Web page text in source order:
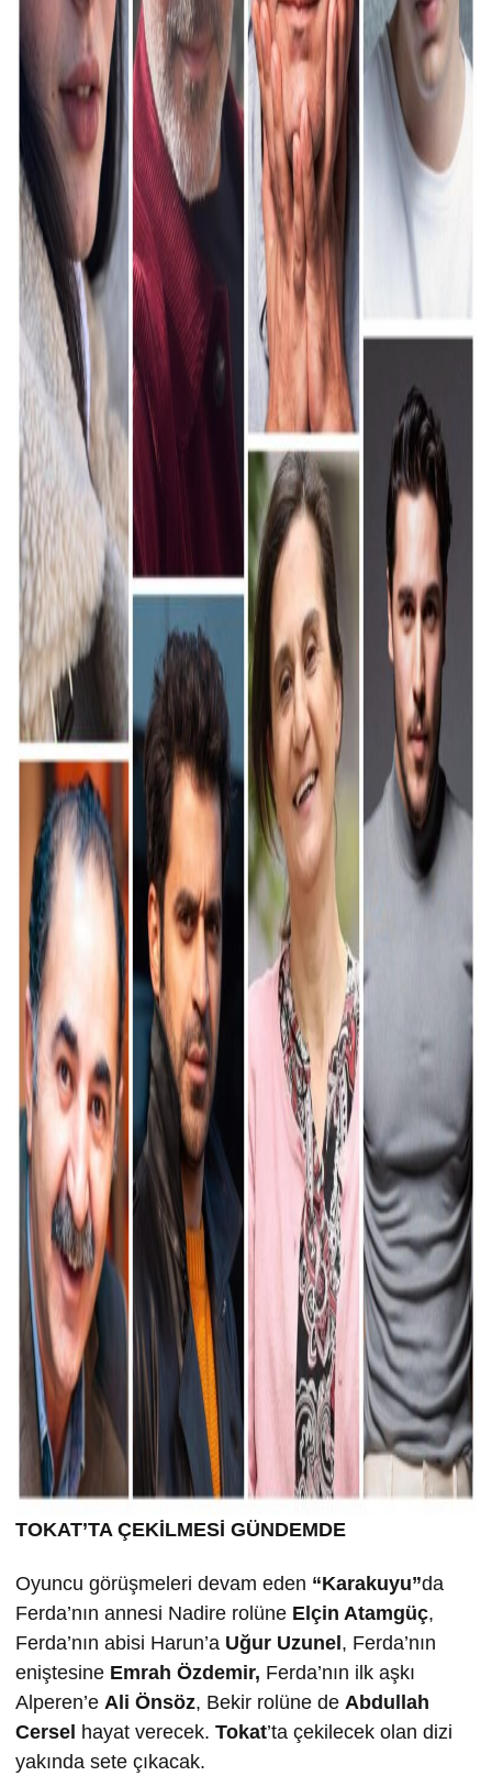
TOKAT’TA ÇEKİLMESİ GÜNDEMDE
Oyuncu görüşmeleri devam eden “Karakuyu”da
Ferda’nın annesi Nadire rolüne Elçin Atamgüç,
Ferda’nın abisi Harun’a Uğur Uzunel , Ferda’nın
eniştesine Emrah Özdemir, Ferda’nın ilk aşkı
Alperen’e Ali Önsöz, Bekir rolüne de Abdullah
Cersel hayat verecek. Tokat’ta çekilecek olan dizi
yakında sete çıkacak.